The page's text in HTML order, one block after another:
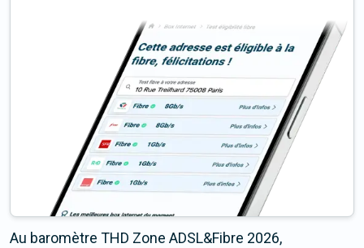
Au baromètre THD Zone ADSL&Fibre 2026,